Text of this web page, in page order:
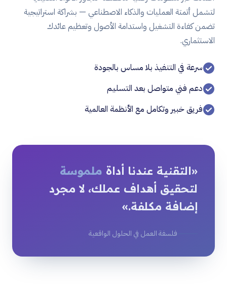
لتشمل أتمتة العمليات والذكاء الاصطناعي — بشراكة استراتيجية
تضمن كفاءة التشغيل واستدامة الأصول وتعظيم عائدك
الاستثماري.
سرعة في التنفيذ بلا مساس بالجودة
دعم فني متواصل بعد التسليم
فريق خبير وتكامل مع الأنظمة العالمية
«التقنية عندنا أداة ملموسة
لتحقيق أهداف عملك، لا مجرد
إضافة مكلفة.»
فلسفة العمل في الحلول الواقعية